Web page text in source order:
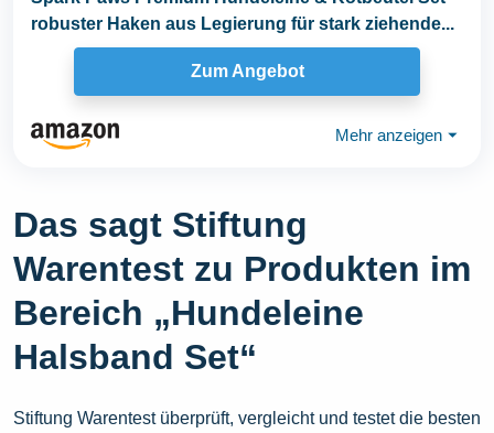
robuster Haken aus Legierung für stark ziehende...
Zum Angebot
Mehr anzeigen ⏷
Das sagt Stiftung
Warentest zu Produkten im
Bereich „Hundeleine
Halsband Set“
Stiftung Warentest überprüft, vergleicht und testet die besten